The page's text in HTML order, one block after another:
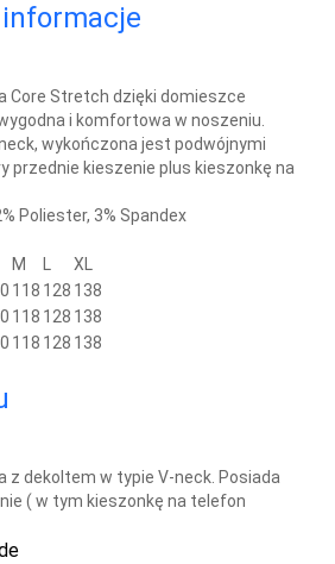
informacje
Core Stretch dzięki domieszce
i komfortowa w noszeniu.
wykończona jest podwójnymi
przednie kieszenie plus kieszonkę na
Poliester, 3% Spandex
M L
XL
118 128 138
118 128 138
118 128 138
z dekoltem w typie V-neck. Posiada
( w tym kieszonkę na telefon